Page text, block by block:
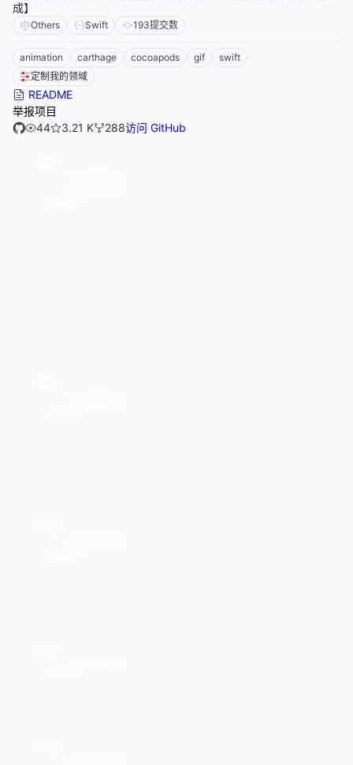
成】
Others Swift 193提交数
animation carthage cocoapods gif
swift
定制我的领域
README
举报项目
44
3.21 K 288访问 GitHub